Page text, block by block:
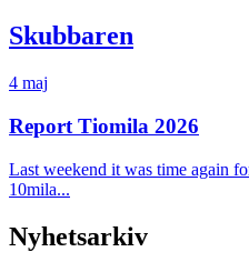
Skubbaren
4 maj
Report Tiomila 2026
Last weekend it was time again
10mila...
Nyhetsarkiv